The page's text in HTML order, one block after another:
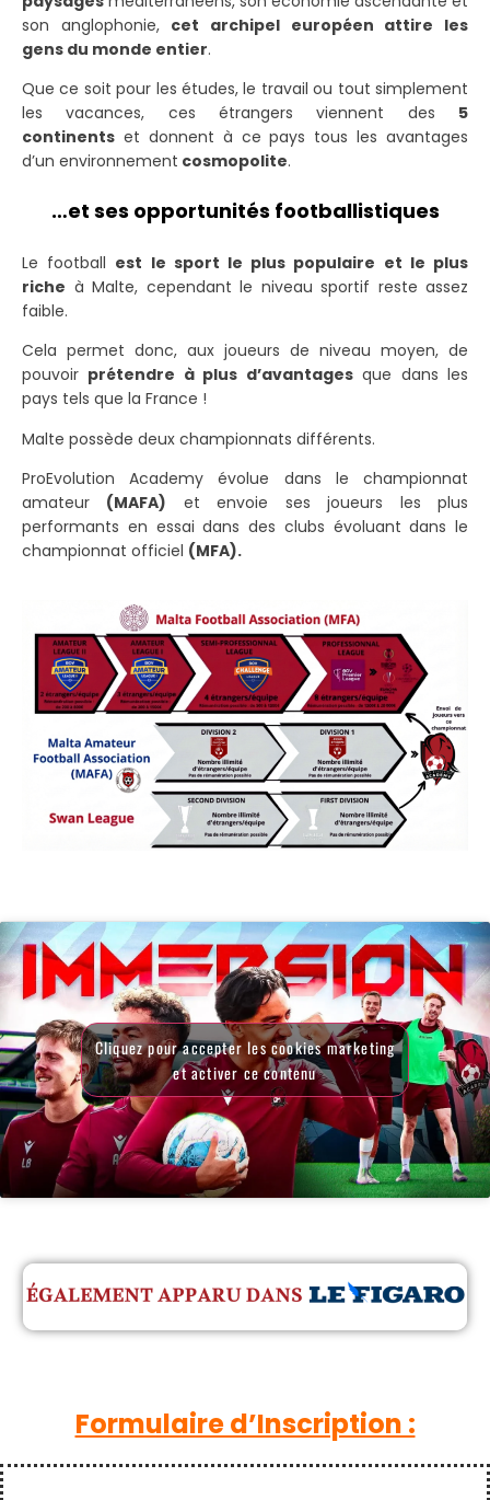
son anglophonie, cet archipel européen attire les
gens du monde entier.
Que ce soit pour les études, le travail ou tout simplement
les vacances, ces étrangers viennent des 5
continents et donnent à ce pays tous les avantages
d’un environnement cosmopolite.
…et ses opportunités footballistiques
Le football est le sport le plus populaire et le plus
riche à Malte, cependant le niveau sportif reste assez
faible.
Cela permet donc, aux joueurs de niveau moyen, de
pouvoir prétendre à plus d’avantagesque dans les
pays tels que la France !
Malte possède deux championnats différents.
ProEvolution Academy évolue dans le championnat
amateur (MAFA) et envoie ses joueurs les plus
performants en essai dans des clubs évoluant dans le
championnat officiel (MFA).
Cliquez pour accepter les cookies marketing
et activer ce contenu
Formulaire d’Inscription :